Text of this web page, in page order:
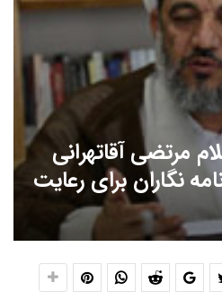
مرتضی آقاتهرانی
نگاران برای رعایت